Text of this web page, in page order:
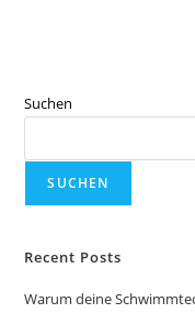
Suchen
SUCHEN
Recent Posts
Warum deine